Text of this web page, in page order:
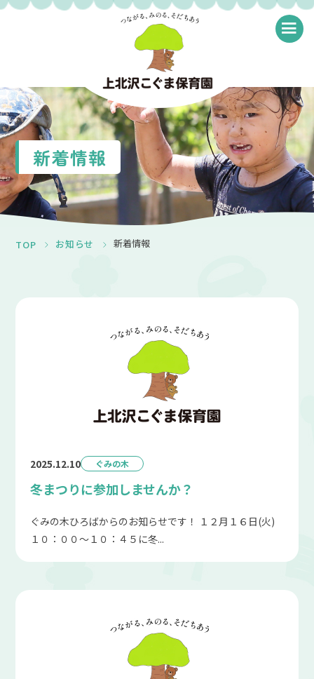
≡
新着情報
TOP お知らせ 新着情報
2025.12.10 ぐみの木
冬まつりに参加しませんか？
ぐみの木ひろばからのお知らせです！ １２月１６日(火)
１０：００～１０：４５に冬...